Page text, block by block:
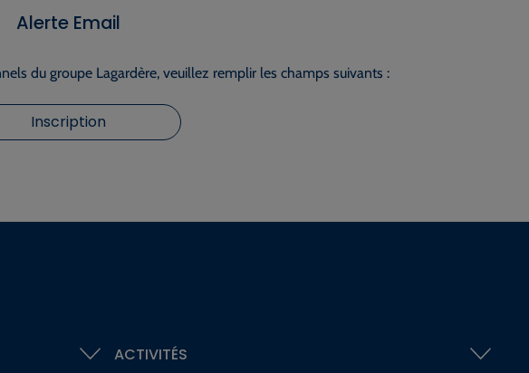
Alerte Email
du groupe Lagardère, veuillez remplir les champs suivants :
Inscription
ACTIVITÉS